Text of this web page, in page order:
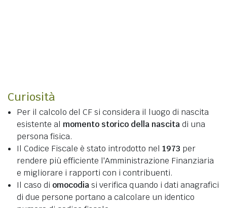
Curiosità
Per il calcolo del CF si considera il luogo di nascita
esistente al momento storico della nascitadi una
persona fisica.
Il Codice Fiscale è stato introdotto nel 1973 per
rendere più efficiente l'Amministrazione Finanziaria
e migliorare i rapporti con i contribuenti.
Il caso di omocodiasi verifica quando i dati anagrafici
di due persone portano a calcolare un identico